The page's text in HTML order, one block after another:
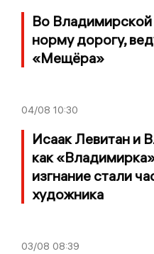
Во Владимирской
норму дорогу,
«Мещёра»
04/08 10:30
Исаак Левитан и
как
изгнание стали
художника
03/08 08:39